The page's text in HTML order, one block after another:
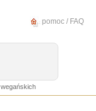
pomoc / FAQ